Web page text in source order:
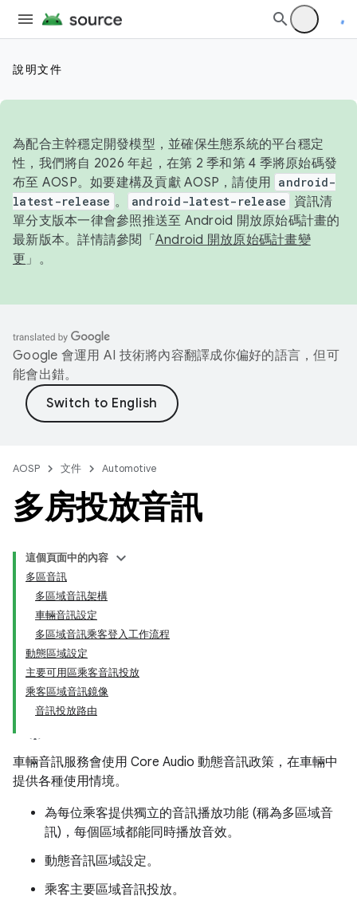
說明文件
為配合主幹穩定開發模型，並確保生態系統的平台穩定
性，我們將自 2026 年起，在第 2 季和第 4 季將原始碼發
布至 AOSP。如要建構及貢獻 AOSP，請使用 android-
latest-release 。 android-latest-release
資訊清
單分支版本一律會參照推送至 Android 開放原始碼計畫的
最新版本。詳情請參閱「 Android 開放原始碼計畫變
更 」。
Google 會運用 AI 技術將內容翻譯成你偏好的語言，但可
能會出錯。
AOSP 文件 Automotive
多房投放音訊
這個頁面中的內容
多區音訊
多區域音訊架構
車輛音訊設定
多區域音訊乘客登入工作流程
動態區域設定
主要可用區乘客音訊投放
乘客區域音訊鏡像
音訊投放路由
車輛音訊服務會使用 Core Audio 動態音訊政策，在車輛中
提供各種使用情境。
為每位乘客提供獨立的音訊播放功能 (稱為多區域音
訊)，每個區域都能同時播放音效。
動態音訊區域設定。
乘客主要區域音訊投放。